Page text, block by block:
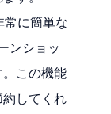
に簡単な
ンショッ
この機能
してくれ